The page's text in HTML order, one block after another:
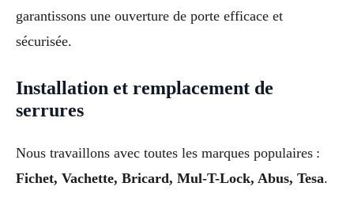
garantissons une ouverture de porte efficace et
sécurisée.
Installation et remplacement de
serrures
Nous travaillons avec toutes les marques populaires :
Fichet, Vachette, Bricard, Mul-T-Lock, Abus, Tesa.